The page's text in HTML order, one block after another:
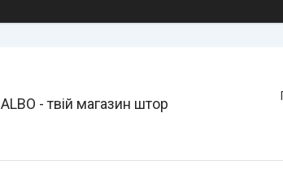
ALBO - твій магазин штор